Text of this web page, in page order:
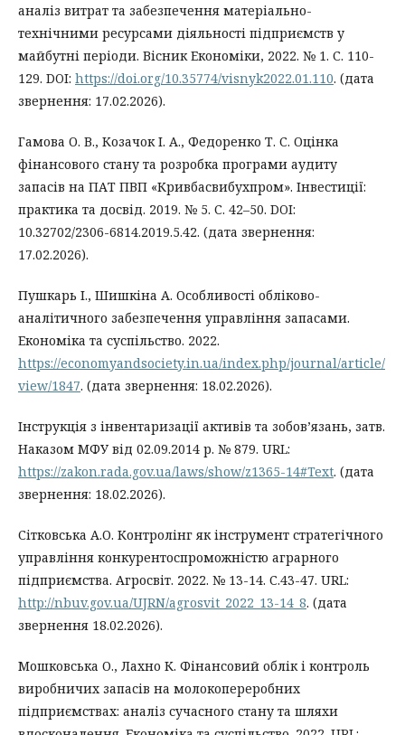
аналіз витрат та забезпечення матеріально-
технічними ресурсами діяльності підприємств у
майбутні періоди. Вісник Економіки, 2022. № 1. С. 110-
129. DOI: https://doi.org/10.35774/visnyk2022.01.110. (дата
звернення: 17.02.2026).
Гамова О. В., Козачок І. А., Федоренко Т. С. Оцінка
фінансового стану та розробка програми аудиту
запасів на ПАТ ПВП «Кривбасвибухпром». Інвестиції:
практика та досвід. 2019. № 5. С. 42–50. DOI:
10.32702/2306-6814.2019.5.42. (дата звернення:
17.02.2026).
Пушкарь І., Шишкіна А. Особливості обліково-
аналітичного забезпечення управління запасами.
Економіка та суспільство. 2022.
https://economyandsociety.in.ua/index.php/journal/article/
view/1847. (дата звернення: 18.02.2026).
Інструкція з інвентаризації активів та зобов’язань, затв.
Наказом МФУ від 02.09.2014 р. № 879. URL:
https://zakon.rada.gov.ua/laws/show/z1365-14#Text. (дата
звернення: 18.02.2026).
Сітковська А.О. Контролінг як інструмент стратегічного
управління конкурентоспроможністю аграрного
підприємства. Агросвіт. 2022. № 13-14. С.43-47. URL:
http://nbuv.gov.ua/UJRN/agrosvit_2022_13-14_8. (дата
звернення 18.02.2026).
Мошковська О., Лахно К. Фінансовий облік і контроль
виробничих запасів на молокопереробних
підприємствах: аналіз сучасного стану та шляхи